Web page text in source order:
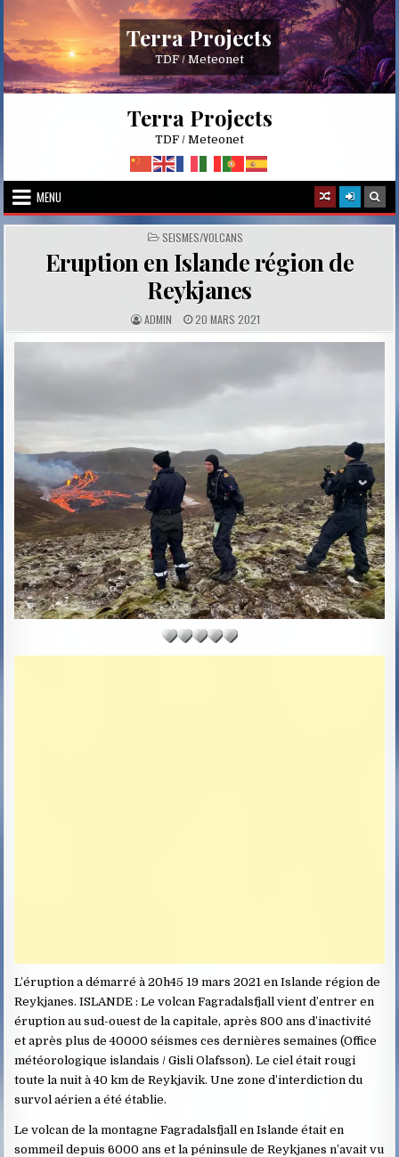
content
Terra Projects
TDF / Meteonet
Terra Projects
TDF / Meteonet
MENU
POSTED
IN
SEISMES/VOLCANS
Eruption en Islande région de
Reykjanes
A
U
T
ADMIN P
U
B
D
:
20 MARS 2021
L’éruption a démarré à 20h45 19 mars 2021 en Islande région de
Reykjanes. ISLANDE : Le volcan Fagradalsfjall vient d’entrer en
éruption au sud-ouest de la capitale, après 800 ans d’inactivité
et après plus de 40000 séismes ces dernières semaines (Office
météorologique islandais / Gisli Olafsson). Le ciel était rougi
toute la nuit à 40 km de Reykjavik. Une zone d’interdiction du
survol aérien a été établie.
Le volcan de la montagne Fagradalsfjall en Islande était en
sommeil depuis 6000 ans et la péninsule de Reykjanes n’avait vu